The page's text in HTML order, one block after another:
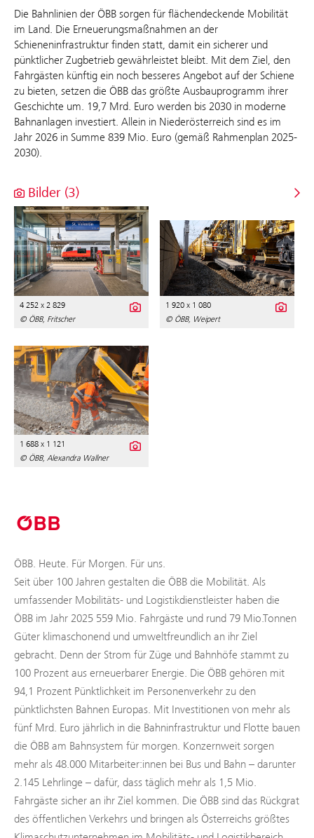
Die Bahnlinien der ÖBB sorgen für flächendeckende Mobilität
im Land. Die Erneuerungsmaßnahmen an der
Schieneninfrastruktur finden statt, damit ein sicherer und
pünktlicher Zugbetrieb gewährleistet bleibt. Mit dem Ziel, den
Fahrgästen künftig ein noch besseres Angebot auf der Schiene
zu bieten, setzen die ÖBB das größte Ausbauprogramm ihrer
Geschichte um. 19,7 Mrd. Euro werden bis 2030 in moderne
Bahnanlagen investiert. Allein in Niederösterreich sind es im
Jahr 2026 in Summe 839 Mio. Euro (gemäß Rahmenplan 2025-
2030).
Bilder (3)
4 252 x 2 829
© ÖBB, Fritscher
1 920 x 1 080
© ÖBB, Weipert
1 688 x 1 121
© ÖBB, Alexandra Wallner
ÖBB. Heute. Für Morgen. Für uns.
Seit über 100 Jahren gestalten die ÖBB die Mobilität. Als
umfassender Mobilitäts- und Logistikdienstleister haben die
ÖBB im Jahr 2025 559 Mio. Fahrgäste und rund 79 Mio.Tonnen
Güter klimaschonend und umweltfreundlich an ihr Ziel
gebracht. Denn der Strom für Züge und Bahnhöfe stammt zu
100 Prozent aus erneuerbarer Energie. Die ÖBB gehören mit
94,1 Prozent Pünktlichkeit im Personenverkehr zu den
pünktlichsten Bahnen Europas. Mit Investitionen von mehr als
fünf Mrd. Euro jährlich in die Bahninfrastruktur und Flotte bauen
die ÖBB am Bahnsystem für morgen. Konzernweit sorgen
mehr als 48.000 Mitarbeiter:innen bei Bus und Bahn – darunter
2.145 Lehrlinge – dafür, dass täglich mehr als 1,5 Mio.
Fahrgäste sicher an ihr Ziel kommen. Die ÖBB sind das Rückgrat
des öffentlichen Verkehrs und bringen als Österreichs größtes